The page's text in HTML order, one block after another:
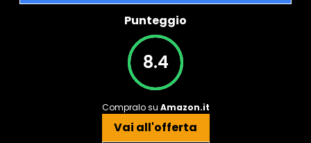
Punteggio
8.4
Compralo su Amazon.it
Vai all'offerta